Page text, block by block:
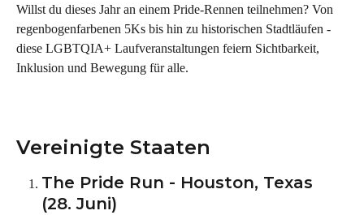
Willst du dieses Jahr an einem Pride-Rennen teilnehmen? Von
regenbogenfarbenen 5Ks bis hin zu historischen Stadtläufen -
diese LGBTQIA+ Laufveranstaltungen feiern Sichtbarkeit,
Inklusion und Bewegung für alle.
Vereinigte Staaten
The Pride Run - Houston, Texas
(28. Juni)